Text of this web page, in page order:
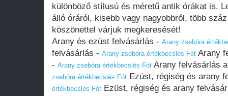
különböző stílusú és méretű antik órákat is.
álló óráról, kisebb vagy nagyobbról, több
köszönettel várjuk megkeresését!
Arany és ezüst felvásárlás - Arany zsebóra
felvásárlás - Arany zsebóra értékbecslés Fót Arany
- Arany zsebóra értékbecslés Fót Arany felvásárlás
zsebóra értékbecslés Fót Ezüst, régiség és arany
értékbecslés Fót Ezüst, régiség és arany